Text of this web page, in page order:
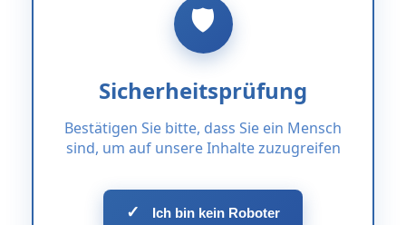
Sicherheitsprüfung
Bestätigen Sie bitte, dass Sie ein Mensch
sind, um auf unsere Inhalte zuzugreifen
✓ Ich bin kein Roboter